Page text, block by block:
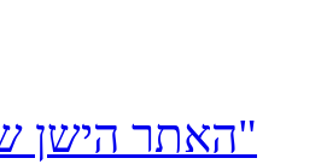
האתר הישן של "פנימי"